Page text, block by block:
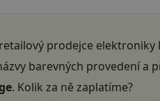
prodejce elektroniky
barevných provedení a
. Kolik za ně zaplatíme?